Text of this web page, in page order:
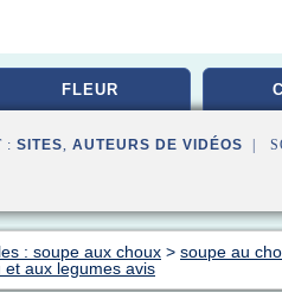
FLEUR
: SITES, AUTEURS DE VIDÉOS |
: soupe aux choux > soupe au
aux legumes avis